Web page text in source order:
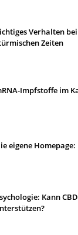
Verhalten
Zeiten
Impfstoffe im
eigene
Kann